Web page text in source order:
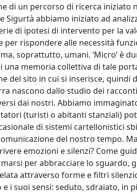
di un percorso di ricerca iniziato
Sigurtà abbiamo iniziato ad
di ipotesi di intervento per la
rispondere alle necessità
soprattutto, umani. ‘Micro’ è
una memoria collettiva di tale
del sito in cui si inserisce,
nascono dallo studio dei
dai nostri. Abbiamo
(turisti o abitanti stanziali)
di sistemi cartellonistici
del nostro tempo.
emozioni e silenzi? Come
per abbracciare lo sguardo,
attraverso forme e filtri
i suoi sensi: seduto, sdraiato, in